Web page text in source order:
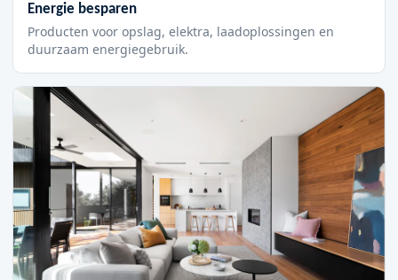
Energie besparen
Producten voor opslag, elektra, laadoplossingen en
duurzaam energiegebruik.